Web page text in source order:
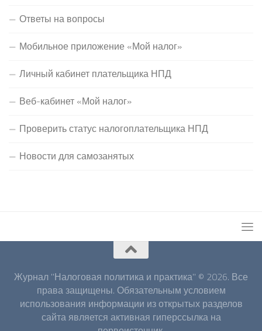
Ответы на вопросы
Мобильное приложение «Мой налог»
Личный кабинет плательщика НПД
Веб-кабинет «Мой налог»
Проверить статус налогоплательщика НПД
Новости для самозанятых
Журнал "Налоговая политика и практика" © 2026. Все
права защищены. Обязательным условием
использования информации из открытых разделов
сайта является активная гиперссылка на